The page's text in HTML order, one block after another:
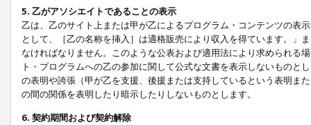
5. 乙がアソシエイトであることの表示
乙は、乙のサイト上または甲が乙によるプログラム・コンテンツの表
として、［乙の名称を挿入］は適格販売により収入を得ています。」
なければなりません。このような公表および適用法により求められる
ト・プログラムへの乙の参加に関して公式な文書を表示しないもの
の表明や誇張（甲が乙を支援、後援または支持しているという表明ま
の間の関係を表明したり暗示したりしないものとします。
6. 契約期間および契約解除